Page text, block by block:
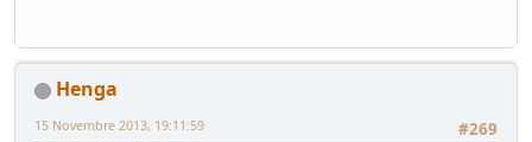
Henga
#269
15 Novembre 2013, 19:11:59